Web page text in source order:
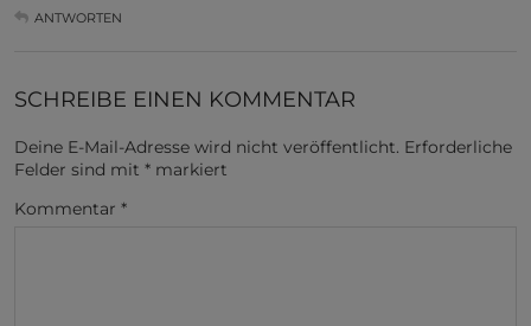
ANTWORTEN
SCHREIBE EINEN KOMMENTAR
Deine E-Mail-Adresse wird nicht veröffentlicht. Erforderliche
Felder sind mit * markiert
Kommentar *